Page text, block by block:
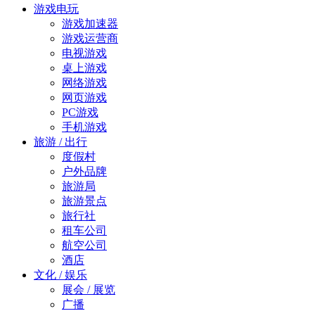
游戏电玩
游戏加速器
游戏运营商
电视游戏
桌上游戏
网络游戏
网页游戏
PC游戏
手机游戏
旅游 / 出行
度假村
户外品牌
旅游局
旅游景点
旅行社
租车公司
航空公司
酒店
文化 / 娱乐
展会 / 展览
广播